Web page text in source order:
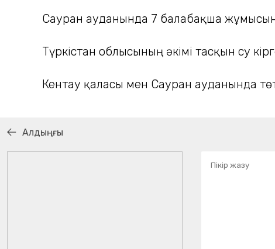
Сауран ауданында 7 балабақша
Түркістан облысының әкімі тасқын су
Кентау қаласы мен Сауран ауданында
Алдыңғы